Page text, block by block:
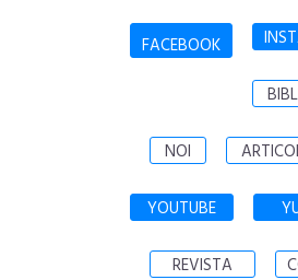
FACEBOOK
NOI
YOUTUBE
REVISTA